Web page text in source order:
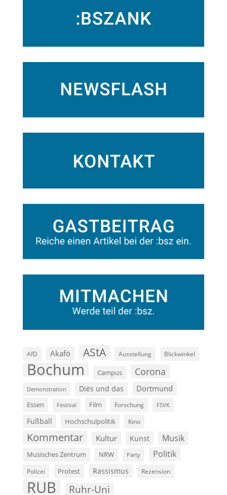
AfD Akafö AStA Ausstellung Blickwinkel
Bochum Campus Corona
Demonstration Diës und das Dortmund
Essen Festival Film Forschung FSVK
Fußball Hochschulpolitik Kino
Kommentar Kultur Kunst Musik
Musisches Zentrum NRW Party Politik
Polizei Protest Rassismus Rezension
RUB Ruhr-Uni